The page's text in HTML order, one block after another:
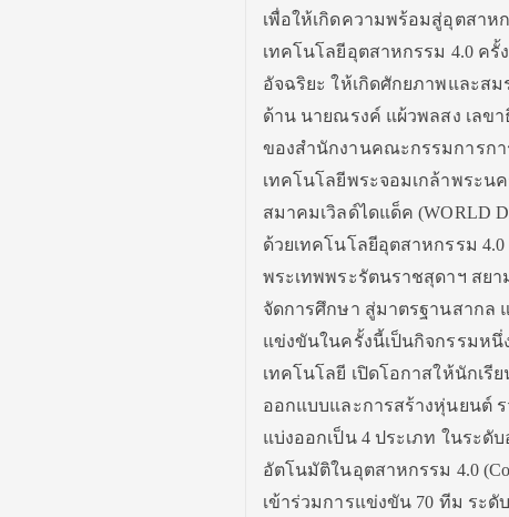
เพื่อให้เกิดความพร้อมสู่อุตสา
เทคโนโลยีอุตสาหกรรม 4.0 ค
อัจฉริยะ ให้เกิดศักยภาพและส
ด้าน นายณรงค์ แผ้วพลสง เลข
ของสำนักงานคณะกรรมการก
เทคโนโลยีพระจอมเกล้าพระน
สมาคมเวิลด์ไดแด็ค (WORLD
ด้วยเทคโนโลยีอุตสาหกรรม
พระเทพพระรัตนราชสุดาฯ สย
จัดการศึกษา สู่มาตรฐานสากล
แข่งขันในครั้งนี้เป็นกิจกรรมห
เทคโนโลยี เปิดโอกาสให้นักเ
ออกแบบและการสร้างหุ่นยนต์
แบ่งออกเป็น 4 ประเภท ในระ
อัตโนมัติในอุตสาหกรรม 4.0
เข้าร่วมการแข่งขัน 70 ทีม ระ